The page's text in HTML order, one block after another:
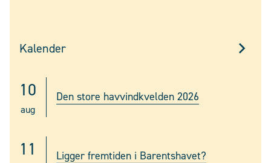
Kalender
10
aug
Den store havvindkvelden 2026
11 Ligger fremtiden i Barentshavet?